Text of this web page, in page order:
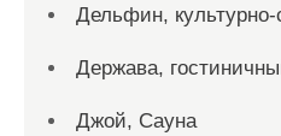
Дельфин,
Держава,
Джой, Сауна